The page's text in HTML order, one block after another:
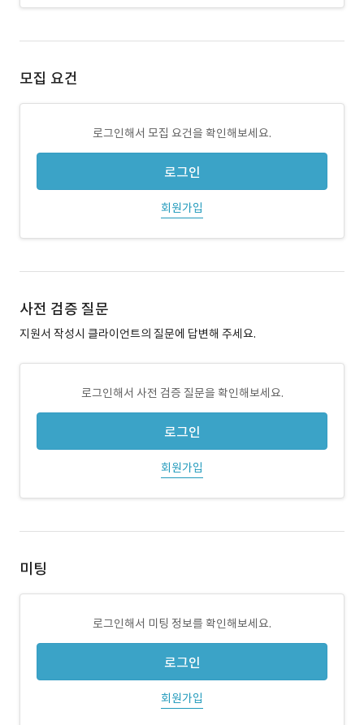
모집 요건
로그인해서 모집 요건을 확인해보세요.
로그인
회원가입
사전 검증 질문
지원서 작성시 클라이언트의 질문에 답변해 주세요.
로그인해서 사전 검증 질문을 확인해보세요.
로그인
회원가입
미팅
로그인해서 미팅 정보를 확인해보세요.
로그인
회원가입